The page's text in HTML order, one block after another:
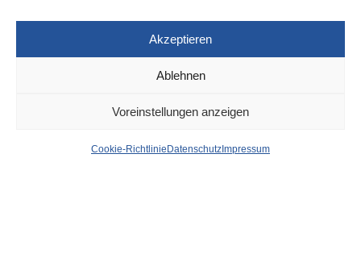
Akzeptieren
Ablehnen
Voreinstellungen anzeigen
Cookie-Richtlinie Datenschutz Impressum